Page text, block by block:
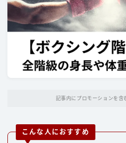
視聴方法
トレーニング
パンチ
ディフェンス
グラップリング
記事内にプロモーションを含
こんな人におすすめ